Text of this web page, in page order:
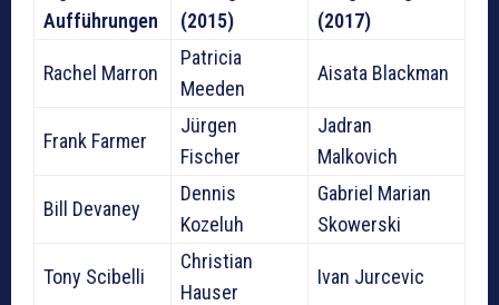
Aufführungen
(2015)
(2017)
Rachel Marron
Patricia
Meeden
Aisata Blackman
Frank Farmer
Jürgen
Fischer
Jadran
Malkovich
Bill Devaney
Dennis
Kozeluh
Gabriel Marian
Skowerski
Tony Scibelli
Christian
Hauser
Ivan Jurcevic